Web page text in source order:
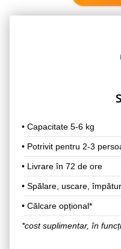
• Capacitate 5-6 kg
• Potrivit pentru 2-3
• Livrare în 72 de ore
• Spălare, uscare,
• Călcare opțional*
*cost suplimentar, în